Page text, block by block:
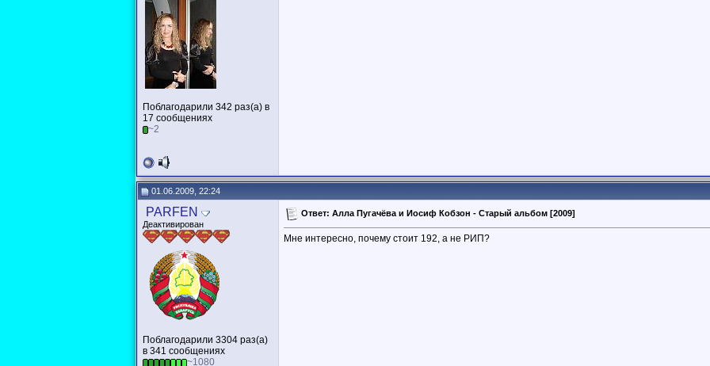
Поблагодарили 342 раз(а) в
17 сообщениях
~2
01.06.2009, 22:24
PARFEN
Деактивирован
Поблагодарили 3304 раз(а)
в 341 сообщениях
~1080
Ответ: Алла Пугачёва и Иосиф Кобзон - Старый альбом [2009]
Мне интересно, почему стоит 192, а не РИП?